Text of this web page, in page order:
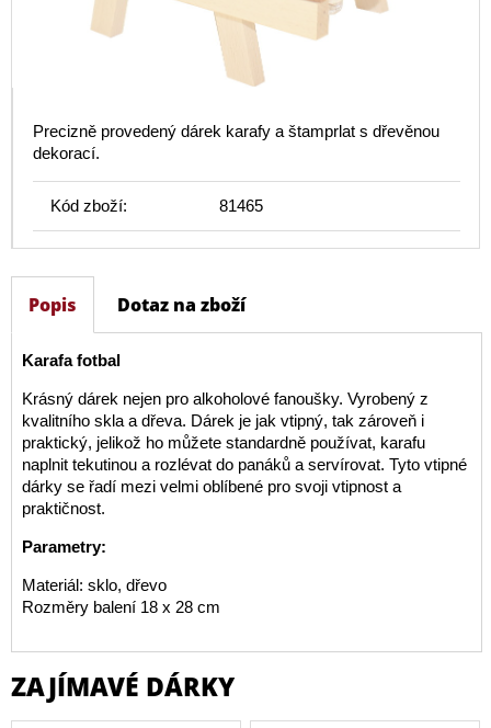
Precizně provedený dárek karafy a štamprlat s dřevěnou
dekorací.
Kód zboží: 81465
Popis Dotaz na zboží
Karafa fotbal
Krásný dárek nejen pro alkoholové fanoušky. Vyrobený z
kvalitního skla a dřeva. Dárek je jak vtipný, tak zároveň i
praktický, jelikož ho můžete standardně používat, karafu
naplnit tekutinou a rozlévat do panáků a servírovat. Tyto vtipné
dárky se řadí mezi velmi oblíbené pro svoji vtipnost a
praktičnost.
Parametry:
Materiál: sklo, dřevo
Rozměry balení 18 x 28 cm
ZAJÍMAVÉ DÁRKY